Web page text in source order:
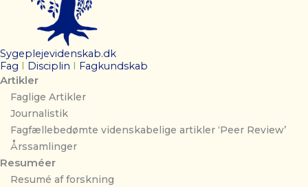
Sygeplejevidenskab.dk
Fag
Disciplin Fagkundskab
Artikler
Faglige Artikler
Journalistik
Fagfællebedømte videnskabelige artikler ‘Peer Review’
Årssamlinger
Resuméer
Resumé af forskning